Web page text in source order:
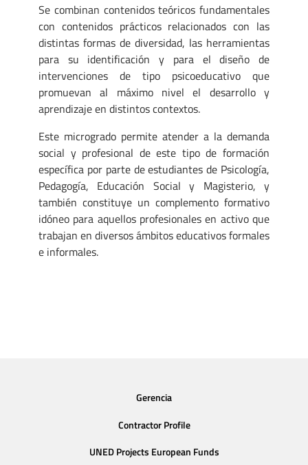
Se combinan contenidos teóricos fundamentales
con contenidos prácticos relacionados con las
distintas formas de diversidad, las herramientas
para su identificación y para el diseño de
intervenciones de tipo psicoeducativo que
promuevan al máximo nivel el desarrollo y
aprendizaje en distintos contextos.
Este microgrado permite atender a la demanda
social y profesional de este tipo de formación
específica por parte de estudiantes de Psicología,
Pedagogía, Educación Social y Magisterio, y
también constituye un complemento formativo
idóneo para aquellos profesionales en activo que
trabajan en diversos ámbitos educativos formales
e informales.
Gerencia
Contractor Profile
UNED Projects European Funds